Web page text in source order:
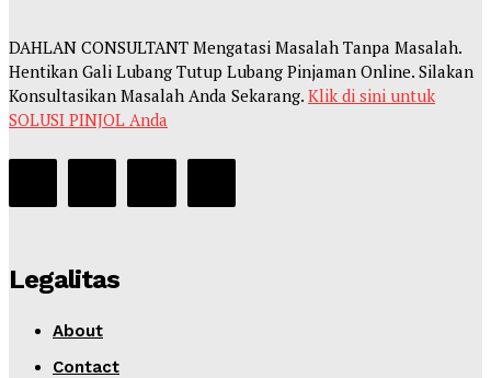
DAHLAN CONSULTANT Mengatasi Masalah Tanpa Masalah.
Hentikan Gali Lubang Tutup Lubang Pinjaman Online. Silakan
Konsultasikan Masalah Anda Sekarang. Klik di sini untuk
SOLUSI PINJOL Anda
Legalitas
About
Contact